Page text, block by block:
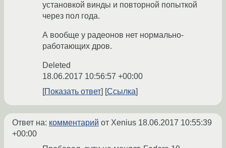
установкой винды и повторной попыткой
через пол года.
А вообще у радеонов нет нормально-
работающих дров.
Deleted
18.06.2017 10:56:57 +00:00
Показать ответ
Ссылка
Ответ на: комментарий от Xenius 18.06.2017 10:55:39
+00:00